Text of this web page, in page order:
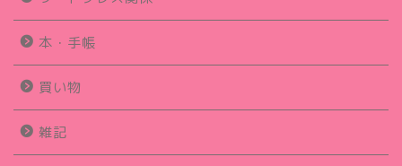
本・手帳
買い物
雑記